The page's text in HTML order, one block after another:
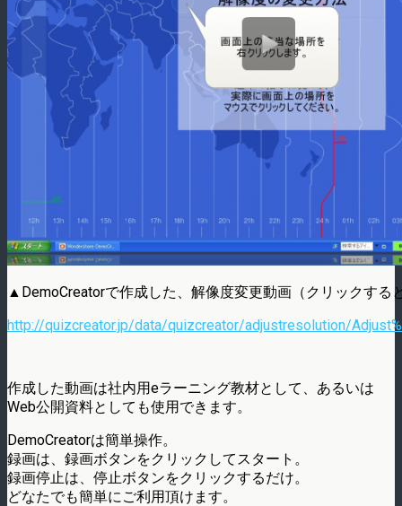
▲DemoCreatorで作成した、解像度変更動画（クリックする
http://quizcreator.jp/data/quizcreator/adjustresolution/
作成した動画は社内用eラーニング教材として、あるいは
Web公開資料としても使用できます。
DemoCreatorは簡単操作。
録画は、録画ボタンをクリックしてスタート。
録画停止は、停止ボタンをクリックするだけ。
どなたでも簡単にご利用頂けます。